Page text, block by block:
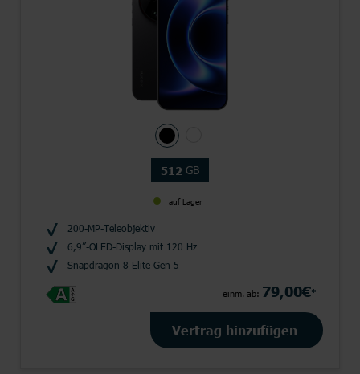
512 GB
auf Lager
200-MP-Teleobjektiv
6,9”-OLED-Display mit 120 Hz
Snapdragon 8 Elite Gen 5
einm. ab: 79,00€*
Vertrag hinzufügen